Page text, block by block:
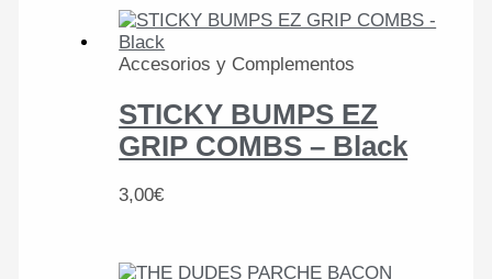
Accesorios y Complementos
STICKY BUMPS EZ
GRIP COMBS – Black
3,00€